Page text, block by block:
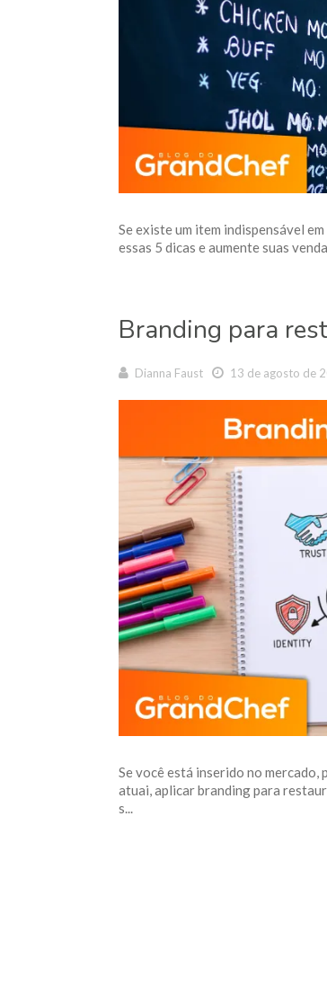
Se existe um item indispensável
essas 5 dicas e aumente suas
Branding para
Dianna Faust 13 de agosto de
Se você está inserido no
atuai, aplicar branding para
s...